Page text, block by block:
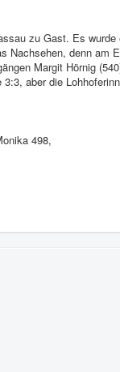
zu Gast. Es
Nachsehen, denn am
Margit Hörnig
aber die
498,